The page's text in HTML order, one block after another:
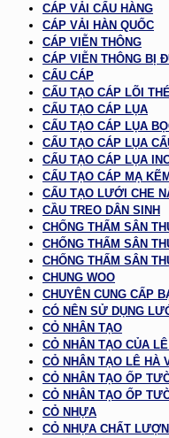
CÁP VẢI CẨU HÀNG
CÁP VẢI HÀN QUỐC
CÁP VIỄN THÔNG
CÁP VIỄN THÔNG BỊ
CẨU CÁP
CẤU TẠO CÁP LÕI
CẤU TẠO CÁP LỤA
CẤU TẠO CÁP LỤA
CẤU TẠO CÁP LỤA
CẤU TẠO CÁP LỤA
CẤU TẠO CÁP MẠ KẼM
CẤU TẠO LƯỚI CHE
CẦU TREO DÂN SINH
CHỐNG THẤM SÂN
CHỐNG THẤM SÂN
CHỐNG THẤM SÂN
CHUNG WOO
CHUYÊN CUNG CẤP
CÓ NÊN SỬ DỤNG
CỎ NHÂN TẠO
CỎ NHÂN TẠO CỦA
CỎ NHÂN TẠO LÊ HÀ
CỎ NHÂN TẠO ỐP
CỎ NHÂN TẠO ỐP
CỎ NHỰA
CỎ NHỰA CHẤT